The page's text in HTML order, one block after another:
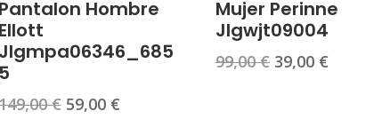
Pantalon Hombre
Ellott
Jlgmpa06346_685
5
€ El
59,00 €El
Mujer Perinne
Jlgwjt09004
99,00€ El
39,00 €El